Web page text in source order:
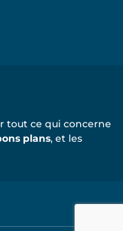
tout ce qui concerne
plans, et les